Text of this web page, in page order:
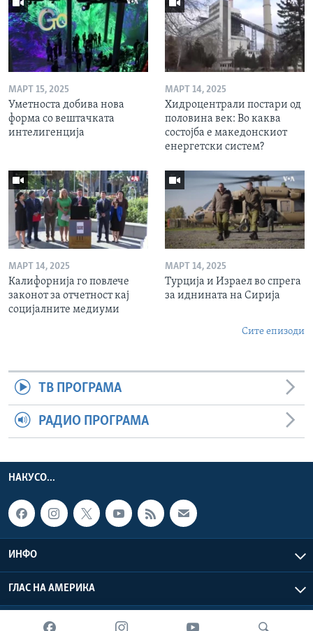
МАРТ 15, 2025
Уметноста добива нова
форма со вештачката
интелигенција
МАРТ 14, 2025
Хидроцентрали постари од
половина век: Во каква
состојба е македонскиот
енергетски систем?
МАРТ 14, 2025
Калифорнија го повлече
законот за отчетност кај
социјалните медиуми
МАРТ 14, 2025
Турција и Израел во спрега
за иднината на Сирија
Сите епизоди
ТВ ПРОГРАМА
РАДИО ПРОГРАМА
НАКУСО...
ИНФО
ГЛАС НА АМЕРИКА
Глас на Америка © 2026 VOA, Inc. Сите права задржани.